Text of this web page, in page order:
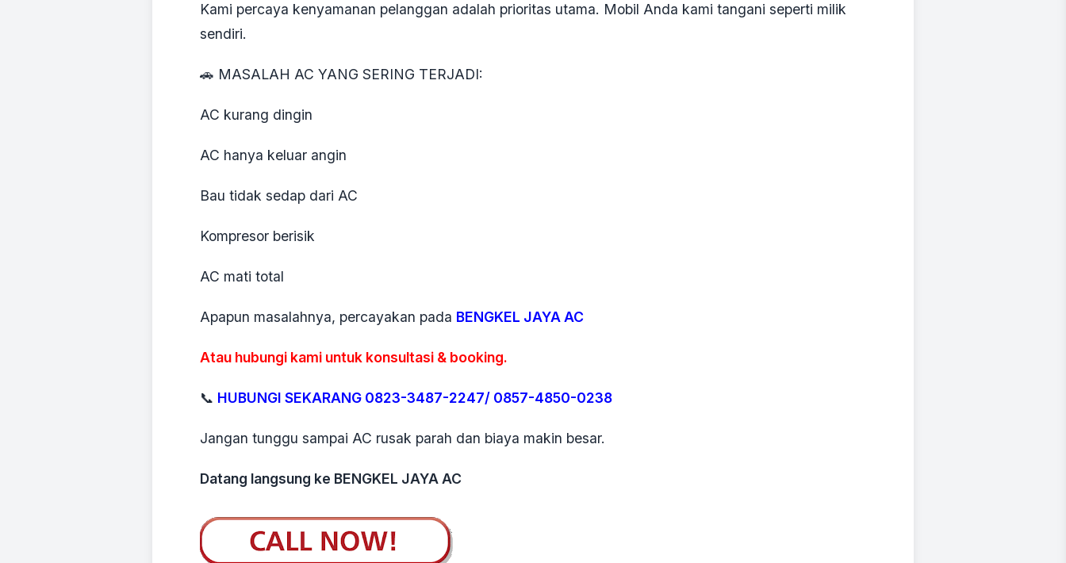
Kami percaya kenyamanan pelanggan adalah prioritas utama. Mobil Anda kami tangani seperti milik
sendiri.
🚗 MASALAH AC YANG SERING TERJADI:
AC kurang dingin
AC hanya keluar angin
Bau tidak sedap dari AC
Kompresor berisik
AC mati total
Apapun masalahnya, percayakan pada BENGKEL JAYA AC
Atau hubungi kami untuk konsultasi & booking.
📞 HUBUNGI SEKARANG 0823-3487-2247/ 0857-4850-0238
Jangan tunggu sampai AC rusak parah dan biaya makin besar.
Datang langsung ke BENGKEL JAYA AC